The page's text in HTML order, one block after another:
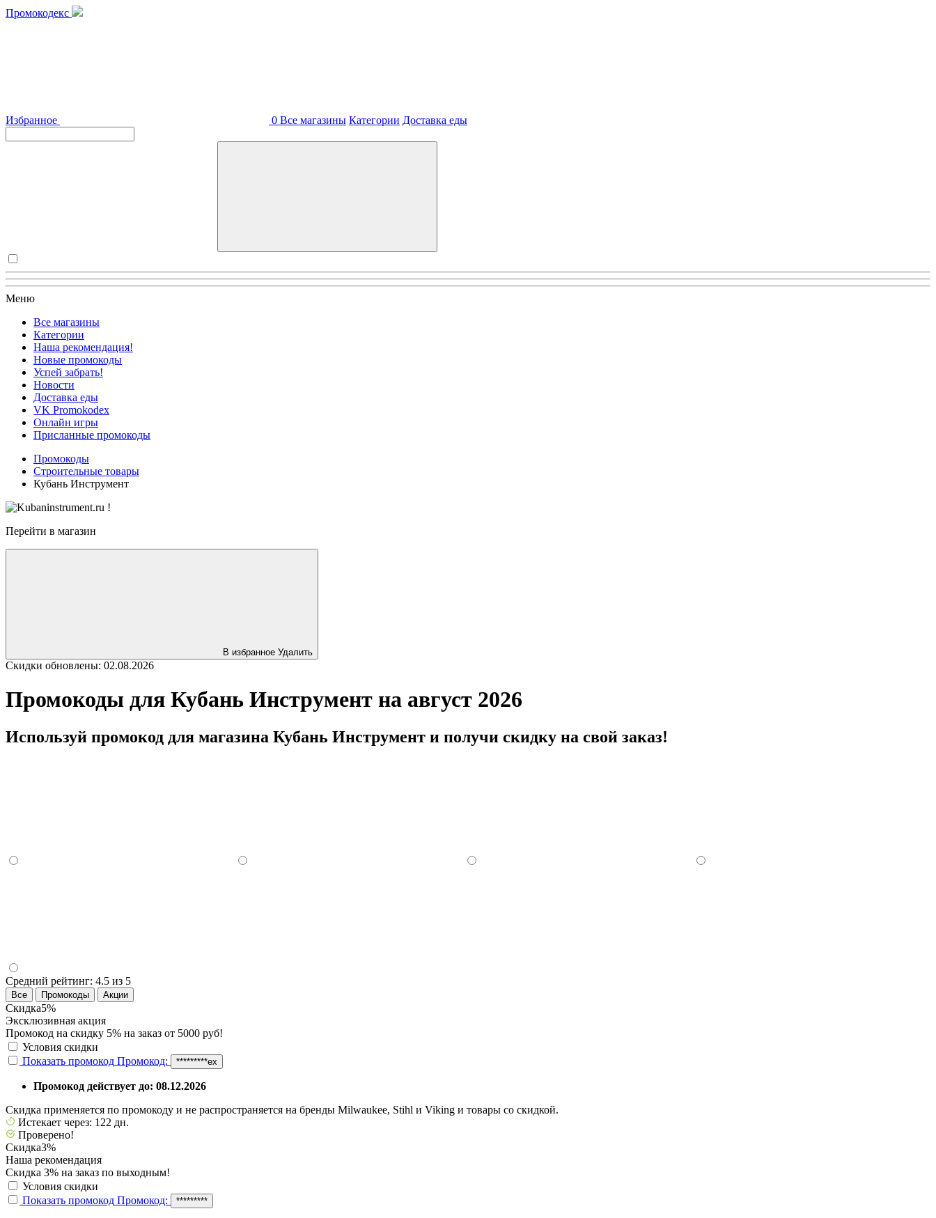
Промокодекс
Избранное 0 Все магазины Категории Доставка еды
Меню
Все магазины
Категории
Наша рекомендация!
Новые промокоды
Успей забрать!
Новости
Доставка еды
VK Promokodex
Онлайн игры
Присланные промокоды
Промокоды
Строительные товары
Кубань Инструмент
Перейти в магазин
В избранное Удалить
Скидки обновлены: 02.08.2026
Промокоды для Кубань Инструмент на август 2026
Используй промокод для магазина Кубань Инструмент и получи скидку на свой заказ!
Средний рейтинг: 4.5 из 5
Все Промокоды Акции
Скидка5%
Эксклюзивная акция
Промокод на скидку 5% на заказ от 5000 руб!
Условия скидки
Показать промокод Промокод: *********ex
Промокод действует до: 08.12.2026
Скидка применяется по промокоду и не распространяется на бренды Milwaukee, Stihl и Viking и товары со скидкой.
Истекает через: 122 дн.
Проверено!
Скидка3%
Наша рекомендация
Скидка 3% на заказ по выходным!
Условия скидки
Показать промокод Промокод: *********